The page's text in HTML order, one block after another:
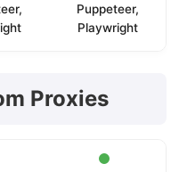
Puppeteer,
Playwright
Proxies